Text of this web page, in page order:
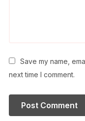
Save my name,
next time I comment.